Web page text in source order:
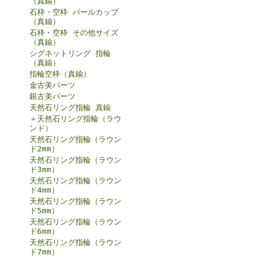
石枠・空枠 パールカップ
（真鍮）
石枠・空枠 その他サイズ
（真鍮）
シグネットリング 指輪
（真鍮）
指輪空枠（真鍮）
金古美パーツ
銀古美パーツ
天然石リング指輪 真鍮
＋天然石リング指輪（ラウ
ンド）
天然石リング指輪（ラウン
ド2mm）
天然石リング指輪（ラウン
ド3mm）
天然石リング指輪（ラウン
ド4mm）
天然石リング指輪（ラウン
ド5mm）
天然石リング指輪（ラウン
ド6mm）
天然石リング指輪（ラウン
ド7mm）